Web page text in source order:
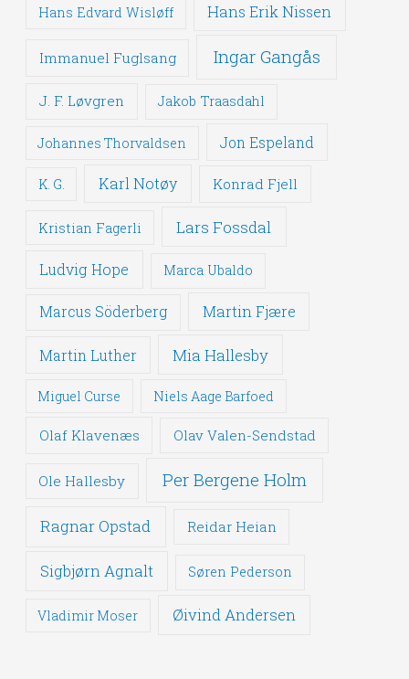
Hans Edvard Wisløff Hans Erik Nissen
Immanuel Fuglsang Ingar Gangås
J. F. Løvgren Jakob Traasdahl
Johannes Thorvaldsen Jon Espeland
K. G. Karl Notøy Konrad Fjell
Kristian Fagerli Lars Fossdal
Ludvig Hope Marca Ubaldo
Marcus Söderberg Martin Fjære
Martin Luther Mia Hallesby
Miguel Curse Niels Aage Barfoed
Olaf Klavenæs Olav Valen-Sendstad
Ole Hallesby Per Bergene Holm
Ragnar Opstad Reidar Heian
Sigbjørn Agnalt Søren Pederson
Vladimir Moser Øivind Andersen